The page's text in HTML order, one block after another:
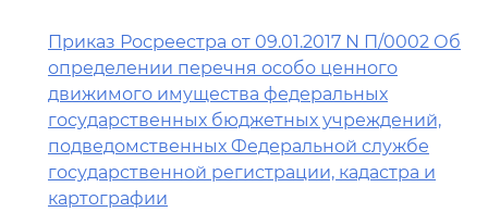
Приказ Росреестра от 09.01.2017 N П/0002 Об
определении перечня особо ценного
движимого имущества федеральных
государственных бюджетных учреждений,
подведомственных Федеральной службе
государственной регистрации, кадастра и
картографии